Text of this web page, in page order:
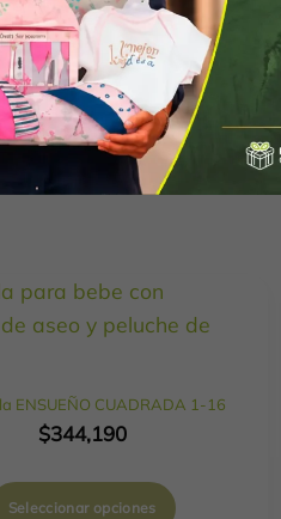
ENSUEÑO CUADRADA 1-16
$344,190
Seleccionar opciones